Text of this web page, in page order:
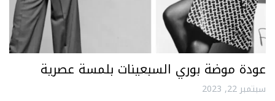
عودة موضة بوري السبعينات بلمسة عصرية
سبتمبر 22, 2023